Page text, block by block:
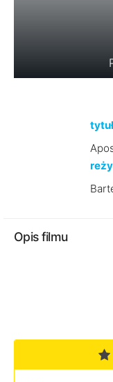
Opis filmu